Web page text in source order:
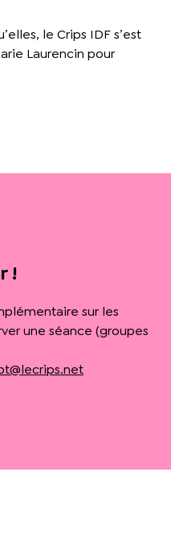
le Crips IDF s’est
Laurencin pour
!
sur les
une séance (groupes